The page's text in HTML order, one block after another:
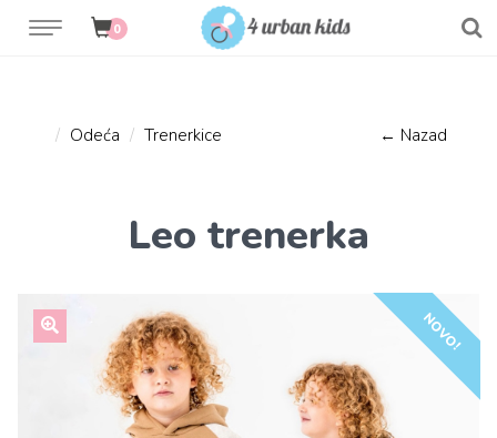
0
Odeća Trenerkice ← Nazad
Leo trenerka
NOVO!